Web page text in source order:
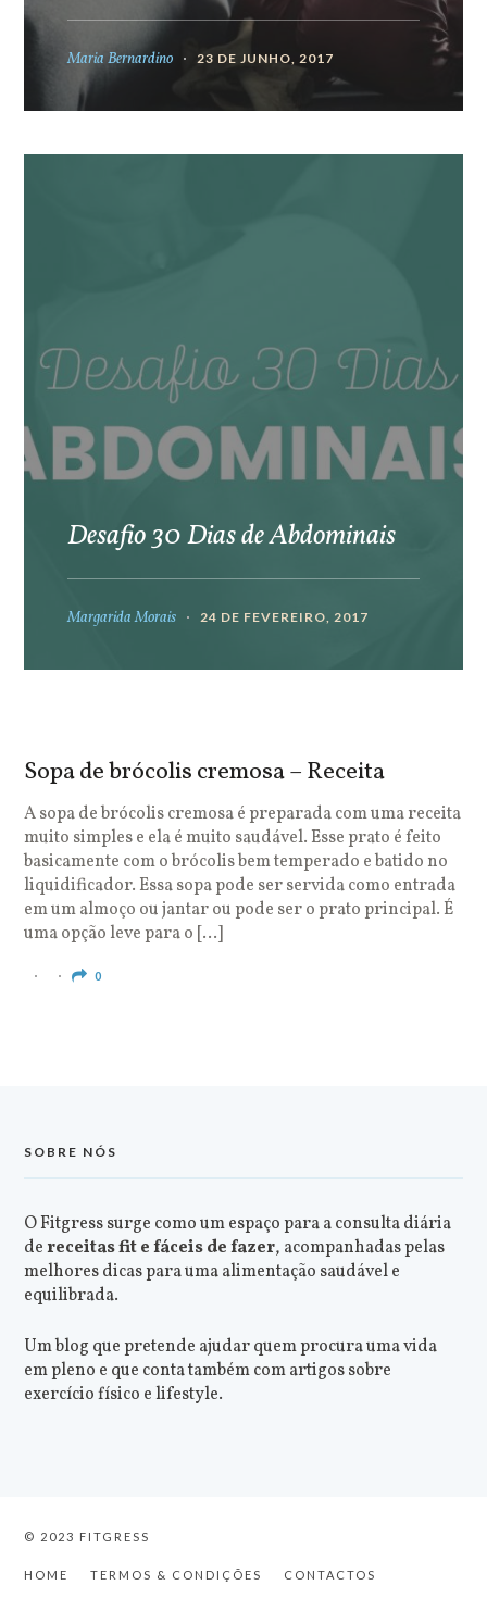
Maria Bernardino 23 DE JUNHO, 2017
Desafio 30 Dias de Abdominais
Margarida Morais 24 DE FEVEREIRO, 2017
Sopa de brócolis cremosa – Receita
A sopa de brócolis cremosa é preparada com uma receita
muito simples e ela é muito saudável. Esse prato é feito
basicamente com o brócolis bem temperado e batido no
liquidificador. Essa sopa pode ser servida como entrada
em um almoço ou jantar ou pode ser o prato principal. É
uma opção leve para o […]
0
SOBRE NÓS
O Fitgress surge como um espaço para a consulta diária
dereceitas fit e fáceis de fazer, acompanhadas pelas
melhores dicas para uma alimentação saudável e
equilibrada.
Um blog que pretende ajudar quem procura uma vida
em pleno e que conta também com artigos sobre
exercício físico e lifestyle.
© 2023 FITGRESS
HOME TERMOS & CONDIÇÕES CONTACTOS